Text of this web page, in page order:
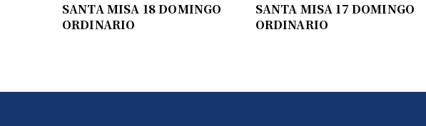
SANTA MISA 18 DOMINGO
ORDINARIO
SANTA MISA 17 DOMINGO
ORDINARIO